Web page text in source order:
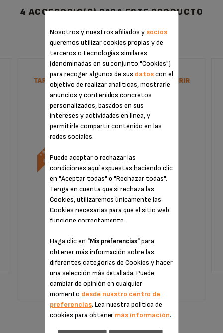
4 ACCESORIO(S) PARA ESTE PRODUCTO
TARIFA PLANA DE REPARACIÓN CORTAR Y ABRIR
KRUPS
¡Extensión de la garantía de 6 meses!
29,99 €
AÑADIR A LA CESTA
Nosotros y nuestros afiliados y socios
queremos utilizar cookies propias y de
terceros o tecnologías similares
(denominadas en su conjunto "Cookies")
para recoger algunos de sus datoscon el
objetivo de realizar analíticas, mostrarle
anuncios y contenidos concretos
personalizados, basados en sus
intereses y actividades en línea, y
permitirle compartir contenido en las
redes sociales.
Puede aceptar o rechazar las
condiciones aquí expuestas haciendo clic
en "Aceptar todas" o "Rechazar todas".
Tenga en cuenta que si rechaza las
Cookies, utilizaremos únicamente las
Cookies necesarias para que el sitio web
funcione correctamente.
Haga clic en "Mis preferencias"para
obtener más información sobre las
diferentes categorías de Cookies y hacer
una selección más detallada. Puede
cambiar de opinión en cualquier
momento desde nuestro centro de
preferencias. Lea nuestra política de
cookies para obtener más información.